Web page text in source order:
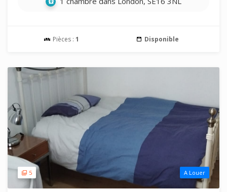
Pièces : 1 Disponible
5 A Louer